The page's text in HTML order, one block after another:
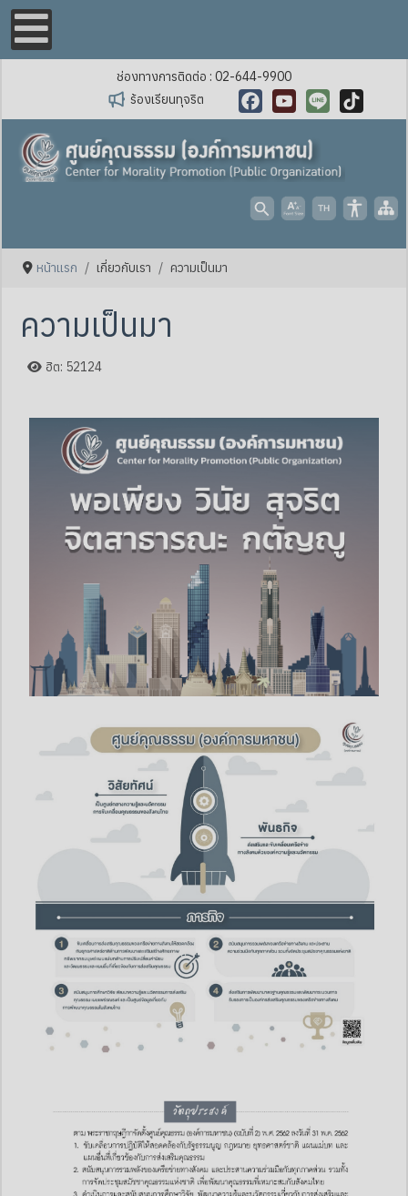
ช่องทางการติดต่อ : 02-644-9900
ร้องเรียนทุจริต
Facebook
YouTube
Line TikTok
หน้าแรก เกี่ยวกับเรา ความเป็นมา
ความเป็นมา
ฮิต: 52124